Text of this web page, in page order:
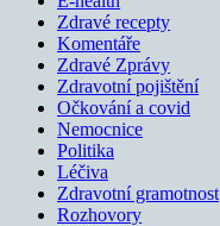
Zdravé recepty
Komentáře
Zdravé Zprávy
Zdravotní pojištění
Očkování a covid
Nemocnice
Politika
Léčiva
Zdravotní gramotnost
Rozhovory